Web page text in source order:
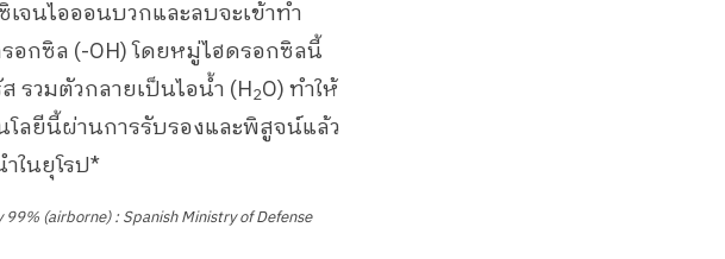
เจนไอออนบวกและลบจะเข้าทำ
กซิล (-OH) โดยหมู่ไฮดรอกซิลนี้
รวมตัวกลายเป็นไอน้ำ (H2O) ทำให้
โลยีนี้ผ่านการรับรองและพิสูจน์แล้ว
ในยุโรป*
(airborne) : Spanish Ministry of Defense